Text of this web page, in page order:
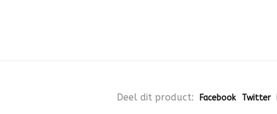
Deel dit product: Facebook Twitter